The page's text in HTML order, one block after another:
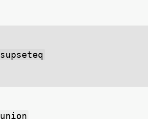
supseteq
union